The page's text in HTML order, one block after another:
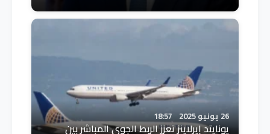
26 يونيو 2025 18:57
يونايتد إيرلاينز تعزز الربط الجوي المباشر بين